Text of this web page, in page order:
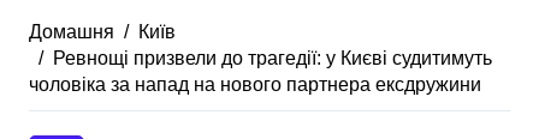
Домашня
Київ
Ревнощі призвели до трагедії: у Києві судитимуть
чоловіка за напад на нового партнера ексдружини